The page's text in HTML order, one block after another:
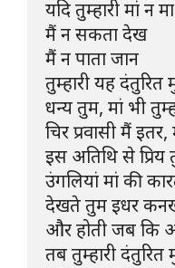
यदि तुम्हारी मां न
मैं न सकता देख
मैं न पाता जान
तुम्हारी यह
धन्य तुम, मां भी
चिर प्रवासी मैं
इस अतिथि से प्रिय
उंगलियां मां की
देखते तुम इधर
और होती जब कि
तब तुम्हारी दंतुरित